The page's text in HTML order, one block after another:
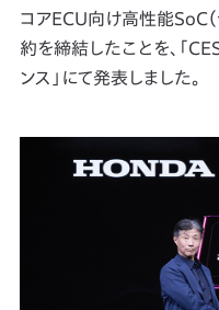
コアECU向け高性能SoC（
約を締結したことを、「
ンス」にて発表しました。